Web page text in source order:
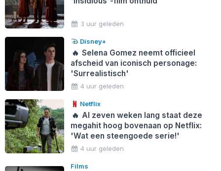
3 uur geleden
Disney+
🔥 Selena Gomez neemt officieel
afscheid van iconisch personage:
'Surrealistisch'
4 uur geleden
Netflix
🔥 Al zeven weken lang staat deze
megahit hoog bovenaan op Netflix:
'Wat een steengoede serie!'
4 uur geleden
Films